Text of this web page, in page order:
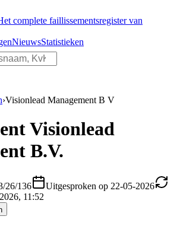
complete faillissementsregister van
NieuwsStatistieken
›Visionlead Management B V
Visionlead
B.V.
26/136
Uitgesproken op 22-05-2026
11:52